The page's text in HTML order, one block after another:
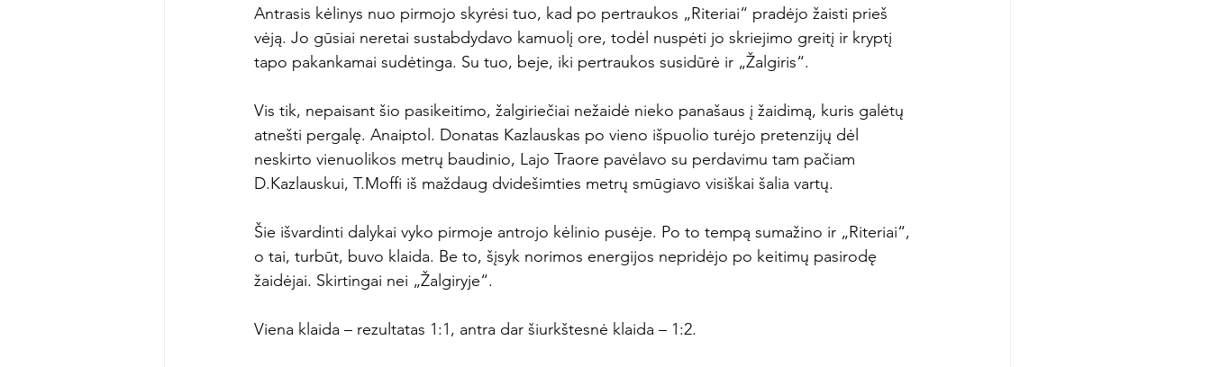
Antrasis kėlinys nuo pirmojo skyrėsi tuo, kad po pertraukos „Riteriai“ pradėjo žaisti prieš
vėją. Jo gūsiai neretai sustabdydavo kamuolį ore, todėl nuspėti jo skriejimo greitį ir kryptį
tapo pakankamai sudėtinga. Su tuo, beje, iki pertraukos susidūrė ir „Žalgiris“.
Vis tik, nepaisant šio pasikeitimo, žalgiriečiai nežaidė nieko panašaus į žaidimą, kuris galėtų
atnešti pergalę. Anaiptol. Donatas Kazlauskas po vieno išpuolio turėjo pretenzijų dėl
neskirto vienuolikos metrų baudinio, Lajo Traore pavėlavo su perdavimu tam pačiam
D.Kazlauskui, T.Moffi iš maždaug dvidešimties metrų smūgiavo visiškai šalia vartų.
Šie išvardinti dalykai vyko pirmoje antrojo kėlinio pusėje. Po to tempą sumažino ir „Riteriai“,
o tai, turbūt, buvo klaida. Be to, šįsyk norimos energijos nepridėjo po keitimų pasirodę
žaidėjai. Skirtingai nei „Žalgiryje“.
Viena klaida – rezultatas 1:1, antra dar šiurkštesnė klaida – 1:2.